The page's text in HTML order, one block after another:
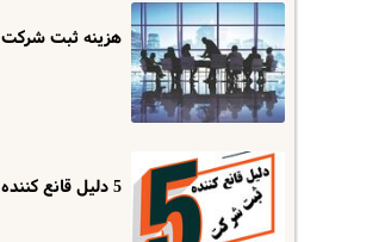
هزینه ثبت شرکت
5 دلیل قانع کننده که چرا باید شرکت خود را ثبت کنید!